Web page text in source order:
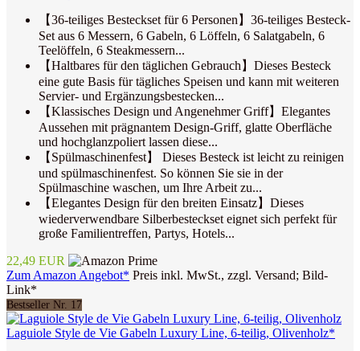
【36-teiliges Besteckset für 6 Personen】36-teiliges Besteck-
Set aus 6 Messern, 6 Gabeln, 6 Löffeln, 6 Salatgabeln, 6
Teelöffeln, 6 Steakmessern...
【Haltbares für den täglichen Gebrauch】Dieses Besteck
eine gute Basis für tägliches Speisen und kann mit weiteren
Servier- und Ergänzungsbestecken...
【Klassisches Design und Angenehmer Griff】Elegantes
Aussehen mit prägnantem Design-Griff, glatte Oberfläche
und hochglanzpoliert lassen diese...
【Spülmaschinenfest】 Dieses Besteck ist leicht zu reinigen
und spülmaschinenfest. So können Sie sie in der
Spülmaschine waschen, um Ihre Arbeit zu...
【Elegantes Design für den breiten Einsatz】Dieses
wiederverwendbare Silberbesteckset eignet sich perfekt für
große Familientreffen, Partys, Hotels...
22,49 EUR
Zum Amazon Angebot* Preis inkl. MwSt., zzgl. Versand; Bild-
Link*
Bestseller Nr. 17
Laguiole Style de Vie Gabeln Luxury Line, 6-teilig, Olivenholz*